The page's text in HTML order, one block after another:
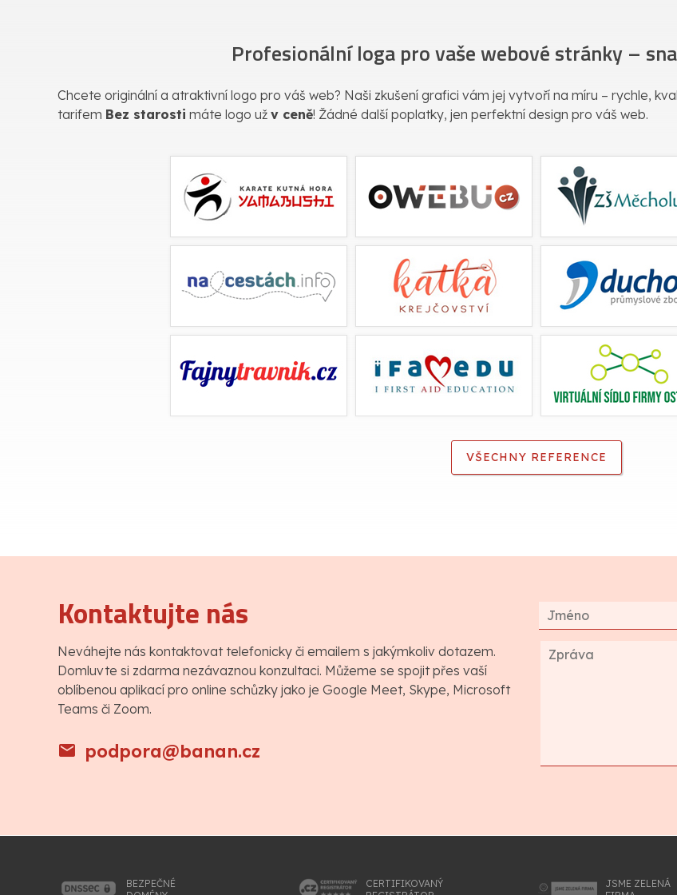
Profesionální loga pro vaše webové stránky –
Chcete originální a atraktivní logo pro váš web? Naši zkušení grafici vám jej vytvoří na míru – rychle,
tarifem Bez starosti máte logo už v ceně! Žádné další poplatky, jen perfektní design pro váš web.
VŠECHNY REFERENCE
Kontaktujte nás
Neváhejte nás kontaktovat telefonicky či emailem s jakýmkoliv dotazem.
Domluvte si zdarma nezávaznou konzultaci. Můžeme se spojit přes vaší
oblíbenou aplikací pro online schůzky jako je Google Meet, Skype, Microsoft
Teams či Zoom.
podpora@banan.cz
BEZPEČNÉ
CERTIFIKOVANÝ
JSME ZELENÁ